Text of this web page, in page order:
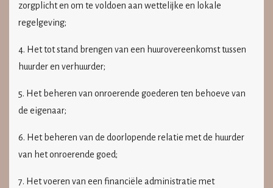
zorgplicht en om te voldoen aan wettelijke en lokale
regelgeving;
4. Het tot stand brengen van een huurovereenkomst tussen
huurder en verhuurder;
5. Het beheren van onroerende goederen ten behoeve van
de eigenaar;
6. Het beheren van de doorlopende relatie met de huurder
van het onroerende goed;
7. Het voeren van een financiële administratie met